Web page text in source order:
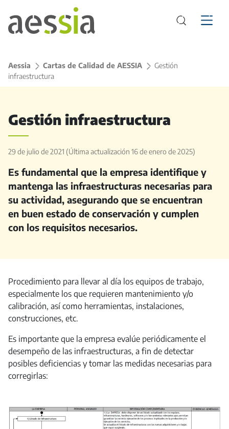
Aessia > Cartas de Calidad de AESSIA > Gestión
infraestructura
Gestión infraestructura
29 de julio de 2021 (Última actualización 16 de enero de 2025)
Es fundamental que la empresa identifique y
mantenga las infraestructuras necesarias para
su actividad, asegurando que se encuentran
en buen estado de conservación y cumplen
con los requisitos necesarios.
Procedimiento para llevar al día los equipos de trabajo,
especialmente los que requieren mantenimiento y/o
calibración, así como herramientas, instalaciones,
construcciones, etc.
Es importante que la empresa evalúe periódicamente el
desempeño de las infraestructuras, a fin de detectar
posibles deficiencias y tomar las medidas necesarias para
corregirlas: